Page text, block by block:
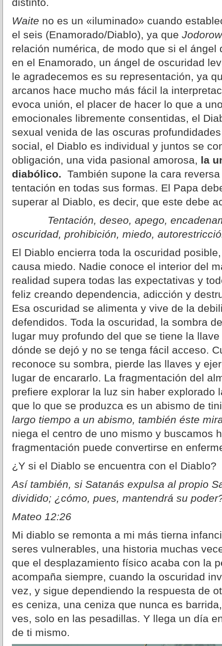
distinto.
Waite no es un «iluminado» cuando
el seis (Enamorado/Diablo), ya que
relación numérica, de modo que si el ángel
en el Enamorado, un ángel de oscuridad
le agradecemos es su representación, ya
arcanos hace mucho más fácil la
evoca unión, el placer de hacer lo que a
emocionales libremente consentidas, el
sexual venida de las oscuras
social, el Diablo es individual y juntos se
obligación, una vida pasional amorosa, la
diabólico. También supone la cara
tentación en todas sus formas. El Papa
superar al Diablo, es decir, que este debe
Tentación, deseo, apego,
oscuridad, prohibición, miedo,
El Diablo encierra toda la oscuridad
causa miedo. Nadie conoce el interior del
realidad supera todas las expectativas y
feliz creando dependencia, adicción y
Esa oscuridad se alimenta y vive de la
defendidos. Toda la oscuridad, la sombra
lugar muy profundo del que se tiene la
dónde se dejó y no se tenga fácil acceso.
reconoce su sombra, pierde las llaves y
lugar de encararlo. La fragmentación del
prefiere explorar la luz sin haber explorado
que lo que se produzca es un abismo de
largo tiempo a un abismo, también éste
niega el centro de uno mismo y buscamos
fragmentación puede convertirse en
¿Y si el Diablo se encuentra con el Diablo?
Así también, si Satanás expulsa al propio
dividido; ¿cómo, pues, mantendrá su
Mateo 12:26
Mi diablo se remonta a mi más tierna
seres vulnerables, una historia muchas
que el desplazamiento físico acaba con la
acompaña siempre, cuando la oscuridad
vez, y sigue dependiendo la respuesta de
es ceniza, una ceniza que nunca es
ves, solo en las pesadillas. Y llega un día
de ti mismo.